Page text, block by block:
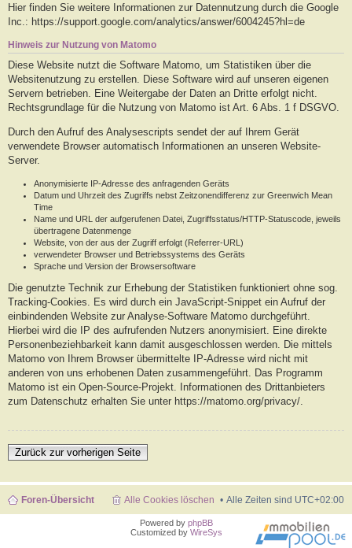
Hier finden Sie weitere Informationen zur Datennutzung durch die Google
Inc.: https://support.google.com/analytics/answer/6004245?hl=de
Hinweis zur Nutzung von Matomo
Diese Website nutzt die Software Matomo, um Statistiken über die
Websitenutzung zu erstellen. Diese Software wird auf unseren eigenen
Servern betrieben. Eine Weitergabe der Daten an Dritte erfolgt nicht.
Rechtsgrundlage für die Nutzung von Matomo ist Art. 6 Abs. 1 f DSGVO.
Durch den Aufruf des Analysescripts sendet der auf Ihrem Gerät
verwendete Browser automatisch Informationen an unseren Website-
Server.
Anonymisierte IP-Adresse des anfragenden Geräts
Datum und Uhrzeit des Zugriffs nebst Zeitzonendifferenz zur Greenwich Mean
Time
Name und URL der aufgerufenen Datei, Zugriffsstatus/HTTP-Statuscode, jeweils
übertragene Datenmenge
Website, von der aus der Zugriff erfolgt (Referrer-URL)
verwendeter Browser und Betriebssystems des Geräts
Sprache und Version der Browsersoftware
Die genutzte Technik zur Erhebung der Statistiken funktioniert ohne sog.
Tracking-Cookies. Es wird durch ein JavaScript-Snippet ein Aufruf der
einbindenden Website zur Analyse-Software Matomo durchgeführt.
Hierbei wird die IP des aufrufenden Nutzers anonymisiert. Eine direkte
Personenbeziehbarkeit kann damit ausgeschlossen werden. Die mittels
Matomo von Ihrem Browser übermittelte IP-Adresse wird nicht mit
anderen von uns erhobenen Daten zusammengeführt. Das Programm
Matomo ist ein Open-Source-Projekt. Informationen des Drittanbieters
zum Datenschutz erhalten Sie unter https://matomo.org/privacy/.
Zurück zur vorherigen Seite
Foren-Übersicht Alle Zeiten sind UTC+02:00
Alle Cookies löschen
Powered by phpBB
Customized by WireSys